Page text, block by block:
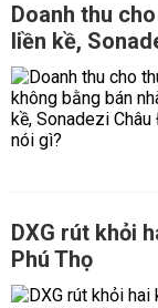
Doanh thu
liền kề,
DXG rút khỏi
Phú Thọ